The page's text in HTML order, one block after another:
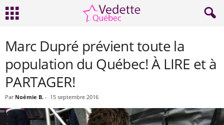
Marc Dupré prévient toute la
population du Québec! À LIRE et à
PARTAGER!
Par Noémie B. - 15 septembre 2016